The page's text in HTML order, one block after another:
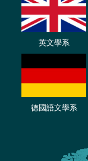
英文學系
德國語文學系